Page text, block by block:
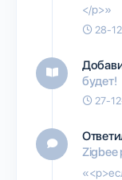
</p>»
28-
будет!
27-
Zigbee